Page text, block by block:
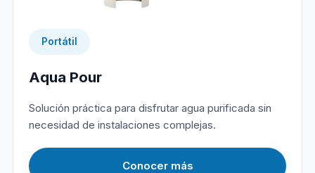
Portátil
Aqua Pour
Solución práctica para disfrutar agua purificada sin
necesidad de instalaciones complejas.
Conocer más